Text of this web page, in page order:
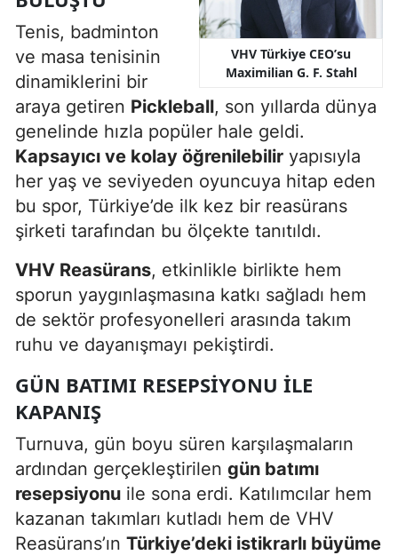
VHV Türkiye CEO’su
Maximilian G. F. Stahl
Tenis, badminton
ve masa tenisinin
dinamiklerini bir
araya getiren Pickleball, son yıllarda dünya
genelinde hızla popüler hale geldi.
Kapsayıcı ve kolay öğrenilebilir yapısıyla
her yaş ve seviyeden oyuncuya hitap eden
bu spor, Türkiye’de ilk kez bir reasürans
şirketi tarafından bu ölçekte tanıtıldı.
VHV Reasürans, etkinlikle birlikte hem
sporun yaygınlaşmasına katkı sağladı hem
de sektör profesyonelleri arasında takım
ruhu ve dayanışmayı pekiştirdi.
GÜN BATIMI RESEPSIYONU ILE
KAPANIŞ
Turnuva, gün boyu süren karşılaşmaların
ardından gerçekleştirilen gün batımı
resepsiyonu ile sona erdi. Katılımcılar hem
kazanan takımları kutladı hem de VHV
Reasürans’ın Türkiye’deki istikrarlı büyüme